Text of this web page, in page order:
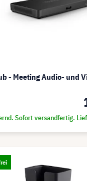
- Meeting Audio- und
Sofort versandfertig.